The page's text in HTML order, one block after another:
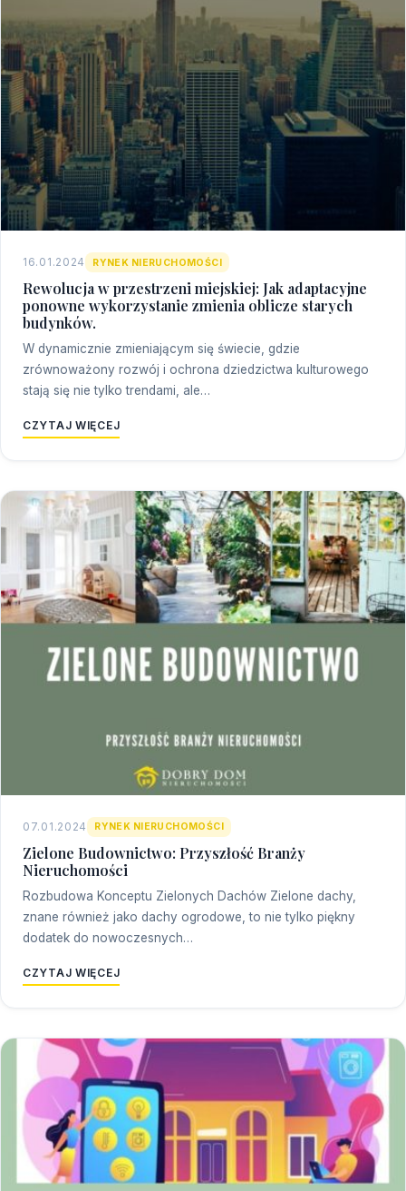
16.01.2024 RYNEK NIERUCHOMOŚCI
Rewolucja w przestrzeni miejskiej: Jak adaptacyjne
ponowne wykorzystanie zmienia oblicze starych
budynków.
W dynamicznie zmieniającym się świecie, gdzie
zrównoważony rozwój i ochrona dziedzictwa kulturowego
stają się nie tylko trendami, ale…
CZYTAJ WIĘCEJ
07.01.2024 RYNEK NIERUCHOMOŚCI
Zielone Budownictwo: Przyszłość Branży
Nieruchomości
Rozbudowa Konceptu Zielonych Dachów Zielone dachy,
znane również jako dachy ogrodowe, to nie tylko piękny
dodatek do nowoczesnych…
CZYTAJ WIĘCEJ